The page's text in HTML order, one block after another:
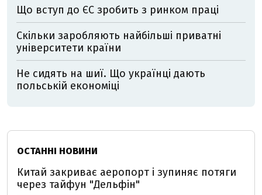
Що вступ до ЄС зробить з ринком праці
Скільки заробляють найбільші приватні
університети країни
Не сидять на шиї. Що українці дають
польській економіці
ОСТАННІ НОВИНИ
Китай закриває аеропорт і зупиняє потяги
через тайфун "Дельфін"